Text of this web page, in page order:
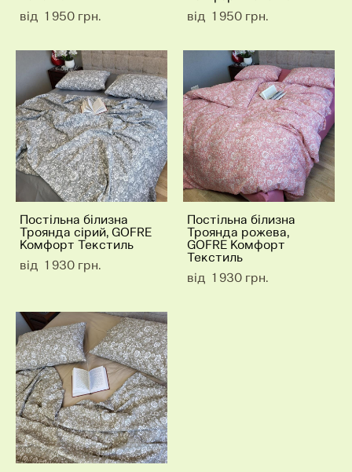
від 1 950 грн.
від 1 950 грн.
Постільна білизна
Троянда сірий, GOFRE
Комфорт Текстиль
від 1 930 грн.
Постільна білизна
Троянда рожева,
GOFRE Комфорт
Текстиль
від 1 930 грн.